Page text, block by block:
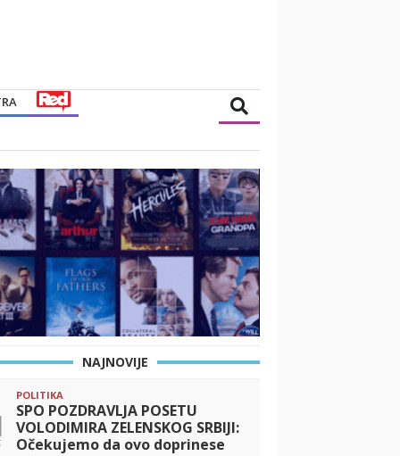
NAJNOVIJE
POLITIKA
SPO POZDRAVLJA POSETU
VOLODIMIRA ZELENSKOG SRBIJI:
Očekujemo da ovo doprinese